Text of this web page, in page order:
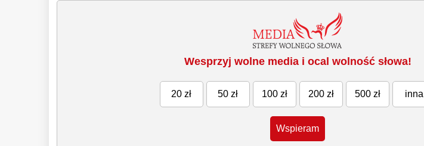
Wesprzyj wolne media i ocal wolność słowa!
20 zł 50 zł 100 zł 200 zł 500 zł inna
Wspieram